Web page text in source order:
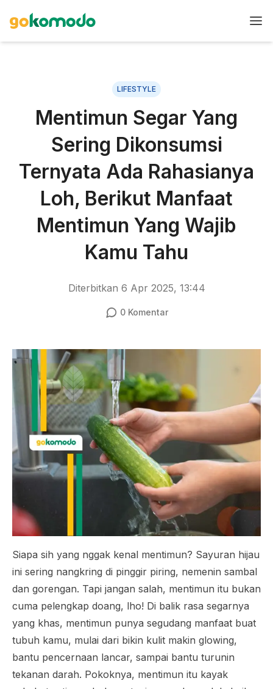
LIFESTYLE
Mentimun Segar Yang
Sering Dikonsumsi
Ternyata Ada Rahasianya
Loh, Berikut Manfaat
Mentimun Yang Wajib
Kamu Tahu
Diterbitkan 6 Apr 2025, 13:44
0Komentar
Siapa sih yang nggak kenal mentimun? Sayuran hijau
ini sering nangkring di pinggir piring, nemenin sambal
dan gorengan. Tapi jangan salah, mentimun itu bukan
cuma pelengkap doang, lho! Di balik rasa segarnya
yang khas, mentimun punya segudang manfaat buat
tubuh kamu, mulai dari bikin kulit makin glowing,
bantu pencernaan lancar, sampai bantu turunin
tekanan darah. Pokoknya, mentimun itu kayak